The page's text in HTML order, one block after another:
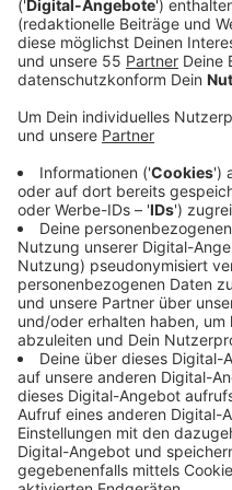
Veröffentlicht:Dienstag,
Anzeige
Comedy
Atze Schröders
80"